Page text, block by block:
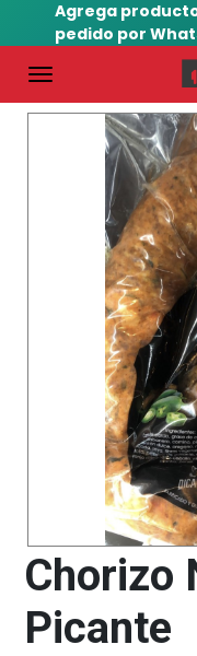
Agrega
pedido por
Chorizo
Picante